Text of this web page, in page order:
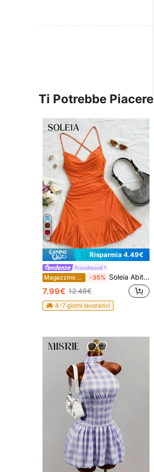
Ti Potrebbe Piacere
19
Risparmia 4.49€
#coralmood
Magazzino EU -35% Soleia Abito estivo da donna arancione e rosso, stile anni '70, per serate in discoteca, feste, mini abito con spalline sottili, scollatura profonda, schiena scoperta, coda di pesce, in rete.
7.99€ 12.48€
4-7 giorni lavorativi